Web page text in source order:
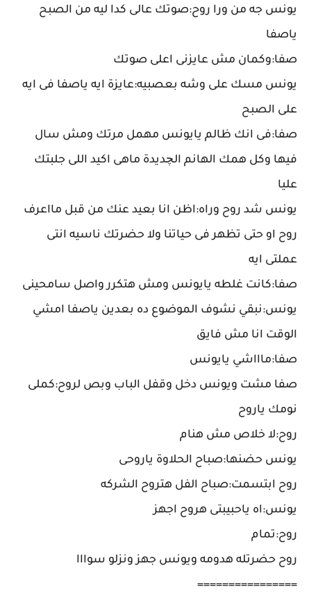
يونس جه من ورا روح:صوتك عالى كدا ليه من الصبح
ياصفا
صفا:وكمان مش عايزنى اعلى صوتك
يونس مسك على وشه بعصبيه:عايزة ايه ياصفا فى ايه
على الصبح
صفا:فى انك ظالم يايونس مهمل مرتك ومش سال
فيها وكل همك الهانم الچديدة ماهى اكيد اللى جلبتك
عليا
يونس شد روح وراه:اظن انا بعيد عنك من قبل مااعرف
روح او حتى تظهر فى حياتنا ولا حضرتك ناسيه انتى
عملتى ايه
صفا:كانت غلطه يايونس ومش هتكرر واصل سامحينى
يونس:نبقي نشوف الموضوع ده بعدين ياصفا امشي
الوقت انا مش فايق
صفا:ماااشي يايونس
صفا مشت ويونس دخل وقفل الباب وبص لروح:كملى
نومك ياروح
روح:لا خلاص مش هنام
يونس حضنها:صباح الحلاوة ياروحى
روح ابتسمت:صباح الفل هتروح الشركه
يونس:اه ياحبيبتى هروح اجهز
روح:تمام
روح حضرتله هدومه ويونس جهز ونزلو سوااا
================